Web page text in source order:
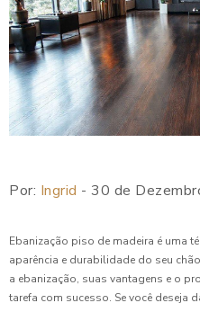
Por: Ingrid - 30 de
Ebanização piso de madeira é uma
aparência e durabilidade do seu
a ebanização, suas vantagens e o
tarefa com sucesso. Se você deseja